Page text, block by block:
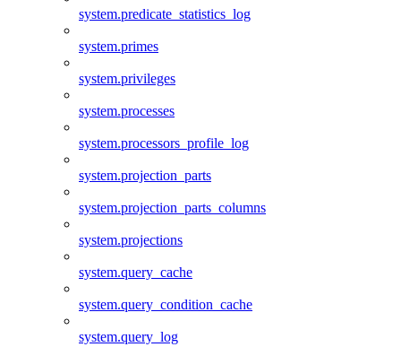
system.predicate_statistics_log
system.primes
system.privileges
system.processes
system.processors_profile_log
system.projection_parts
system.projection_parts_columns
system.projections
system.query_cache
system.query_condition_cache
system.query_log